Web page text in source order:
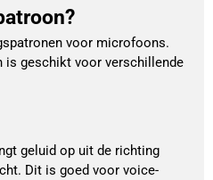
voor microfoons.
is geschikt voor verschillende
geluid op uit de richting
Dit is goed voor voice-